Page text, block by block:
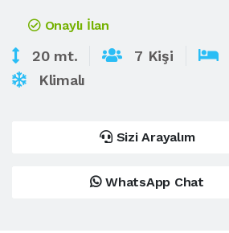
Onaylı İlan
20 mt. 7 Kişi
Klimalı
Sizi Arayalım
WhatsApp Chat